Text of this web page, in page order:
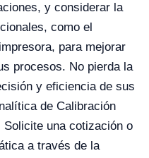
y considerar la
como el
para mejorar
procesos. No pierda la
y eficiencia de sus
de Calibración
Solicite una cotización o
a través de la